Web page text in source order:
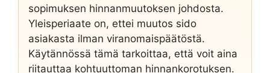
sopimuksen hinnanmuutoksen johdosta.
Yleisperiaate on, ettei muutos sido
asiakasta ilman viranomaispäätöstä.
Käytännössä tämä tarkoittaa, että voit aina
riitauttaa kohtuuttoman hinnankorotuksen.